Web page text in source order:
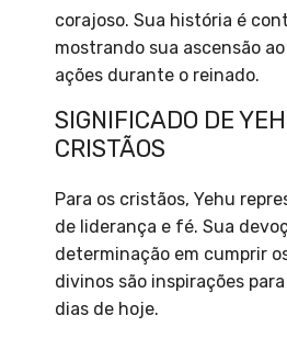
corajoso. Sua história é
mostrando sua ascensão
ações durante o reinado.
SIGNIFICADO DE
CRISTÃOS
Para os cristãos, Yehu
de liderança e fé. Sua
determinação em cumprir
divinos são inspirações
dias de hoje.